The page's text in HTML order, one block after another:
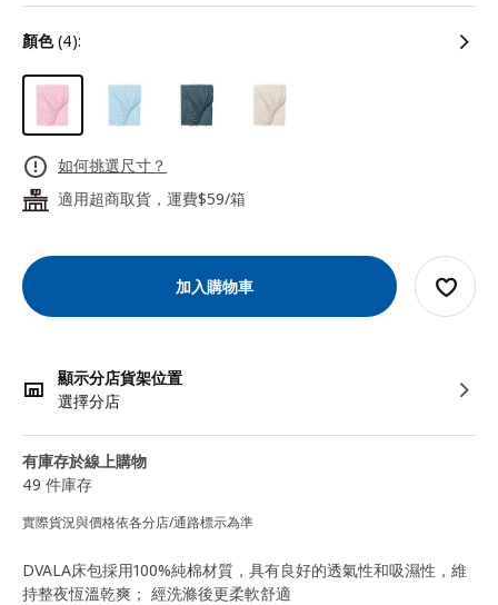
顏色(4):
如何挑選尺寸？
24 適用超商取貨，運費$59/箱
加入購物車
顯示分店貨架位置
選擇分店
有庫存於線上購物
49 件庫存
實際貨況與價格依各分店/通路標示為準
DVALA床包採用100%純棉材質，具有良好的透氣性和吸濕性，維
持整夜恆溫乾爽； 經洗滌後更柔軟舒適